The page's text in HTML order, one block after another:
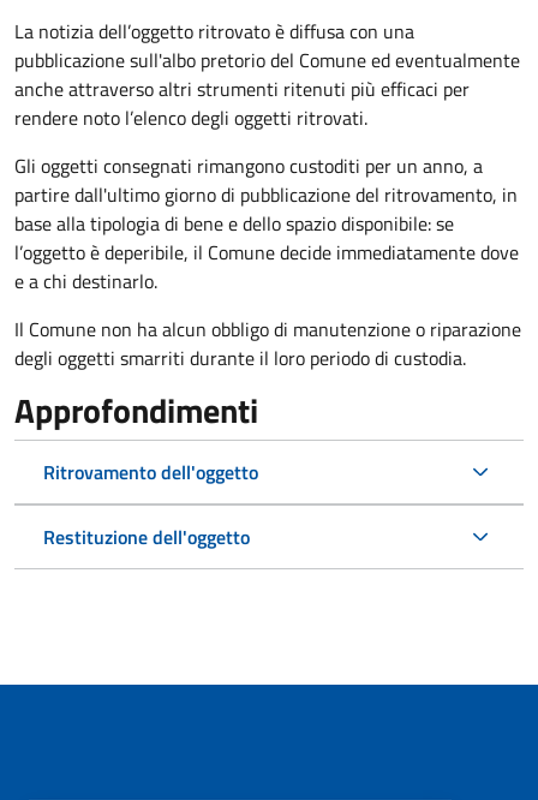
La notizia dell’oggetto ritrovato è diffusa con una
pubblicazione sull'albo pretorio del Comune ed eventualmente
anche attraverso altri strumenti ritenuti più efficaci per
rendere noto l’elenco degli oggetti ritrovati.
Gli oggetti consegnati rimangono custoditi per un anno, a
partire dall'ultimo giorno di pubblicazione del ritrovamento, in
base alla tipologia di bene e dello spazio disponibile: se
l’oggetto è deperibile, il Comune decide immediatamente dove
e a chi destinarlo.
Il Comune non ha alcun obbligo di manutenzione o riparazione
degli oggetti smarriti durante il loro periodo di custodia.
Approfondimenti
Ritrovamento dell'oggetto
Restituzione dell'oggetto